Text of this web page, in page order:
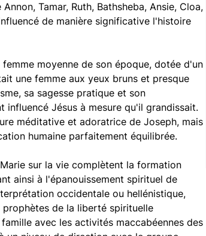
Tamar, Ruth, Bathsheba, Ansie, Cloa,
de manière significative l'histoire
moyenne de son époque, dotée d'un
une femme aux yeux bruns et presque
sa sagesse pratique et son
Jésus à mesure qu'il grandissait.
méditative et adoratrice de Joseph, mais
humaine parfaitement équilibrée.
sur la vie complètent la formation
ainsi à l'épanouissement spirituel de
occidentale ou hellénistique,
de la liberté spirituelle
avec les activités maccabéennes des